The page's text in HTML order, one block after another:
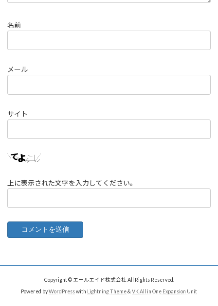
名前
メール
サイト
上に表示された文字を入力してください。
Copyright © エールエイド株式会社 All Rights Reserved.
Powered byWordPresswith Lightning Theme& VK All in One Expansion Unit